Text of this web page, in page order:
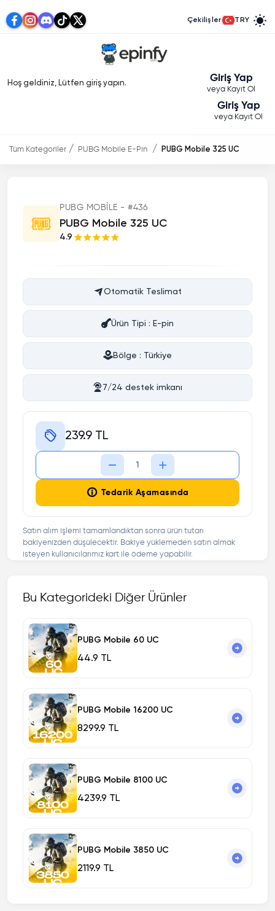
Çekilişler TRY
Hoş geldiniz, Lütfen giriş yapın. Giriş Yap
veya Kayıt Ol
Giriş Yap
veya Kayıt Ol
Tüm Kategoriler PUBG Mobile E-Pin PUBG Mobile 325 UC
PUBG MOBILE - #436
PUBG Mobile 325 UC
4.9
Otomatik Teslimat
Ürün Tipi : E-pin
Bölge : Türkiye
7/24 destek imkanı
239.9 TL
Tedarik Aşamasında
Satın alım işlemi tamamlandıktan sonra ürün tutarı
bakiyenizden düşülecektir. Bakiye yüklemeden satın almak
isteyen kullanıcılarımız kart ile ödeme yapabilir.
Bu Kategorideki Diğer Ürünler
PUBG Mobile 60 UC
44.9 TL
PUBG Mobile 16200 UC
8299.9 TL
PUBG Mobile 8100 UC
4239.9 TL
PUBG Mobile 3850 UC
2119.9 TL